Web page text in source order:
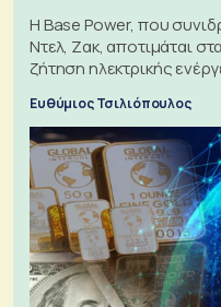
Η Base Power, που
Ντελ, Ζακ, αποτιμάται
ζήτηση ηλεκτρικής
μπαταριών αυξάνονται
Ευθύμιος Τσιλιόπουλος